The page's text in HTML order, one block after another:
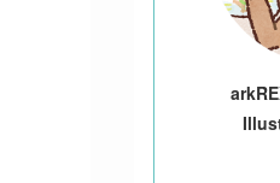
ark